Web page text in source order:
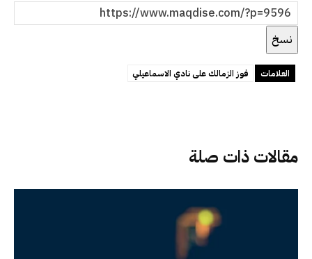
مقالات ذات صلة
نسخ
العلامات فوز الزمالك على نادي الاسماعيلي